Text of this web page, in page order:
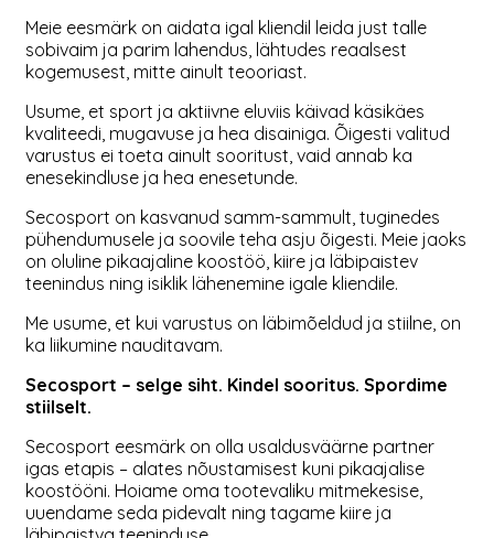
Meie eesmärk on aidata igal kliendil leida just talle
sobivaim ja parim lahendus, lähtudes reaalsest
kogemusest, mitte ainult teooriast.
Usume, et sport ja aktiivne eluviis käivad käsikäes
kvaliteedi, mugavuse ja hea disainiga. Õigesti valitud
varustus ei toeta ainult sooritust, vaid annab ka
enesekindluse ja hea enesetunde.
Secosport on kasvanud samm-sammult, tuginedes
pühendumusele ja soovile teha asju õigesti. Meie jaoks
on oluline pikaajaline koostöö, kiire ja läbipaistev
teenindus ning isiklik lähenemine igale kliendile.
Me usume, et kui varustus on läbimõeldud ja stiilne, on
ka liikumine nauditavam.
Secosport – selge siht. Kindel sooritus. Spordime
stiilselt.
Secosport eesmärk on olla usaldusväärne partner
igas etapis – alates nõustamisest kuni pikaajalise
koostööni. Hoiame oma tootevaliku mitmekesise,
uuendame seda pidevalt ning tagame kiire ja